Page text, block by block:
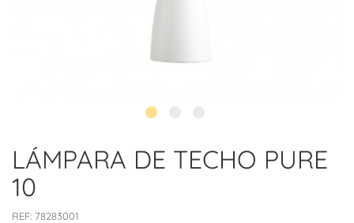
LÁMPARA DE TECHO PURE
10
REF: 78283001